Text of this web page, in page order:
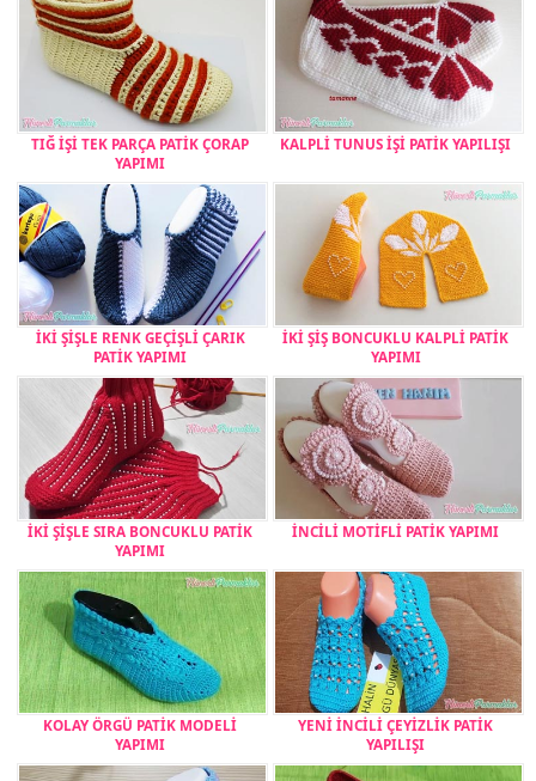
TIĞ İŞİ TEK PARÇA PATİK ÇORAP
YAPIMI
KALPLİ TUNUS İŞİ PATİK YAPILIŞI
İKİ ŞİŞLE RENK GEÇİŞLİ ÇARIK
PATİK YAPIMI
İKİ ŞİŞ BONCUKLU KALPLİ PATİK
YAPIMI
İKİ ŞİŞLE SIRA BONCUKLU PATİK
YAPIMI
İNCİLİ MOTİFLİ PATİK YAPIMI
KOLAY ÖRGÜ PATİK MODELİ
YAPIMI
YENİ İNCİLİ ÇEYİZLİK PATİK
YAPILIŞI